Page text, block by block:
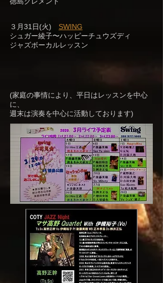
３月31日(火) SWING
シュガー綾子〜ハッピーチュウズディ
ジャズボーカルレッスン
(家庭の事情により、平日はレッスンを中心
に、
週末は演奏を中心に活動しております)